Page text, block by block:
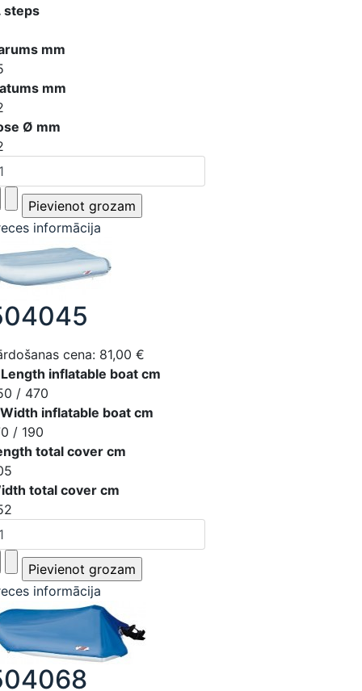
steps
mm
mm
Ø mm
informācija
cena: 81,00 €
inflatable boat cm
/ 470
inflatable boat cm
/ 190
total cover cm
total cover cm
informācija